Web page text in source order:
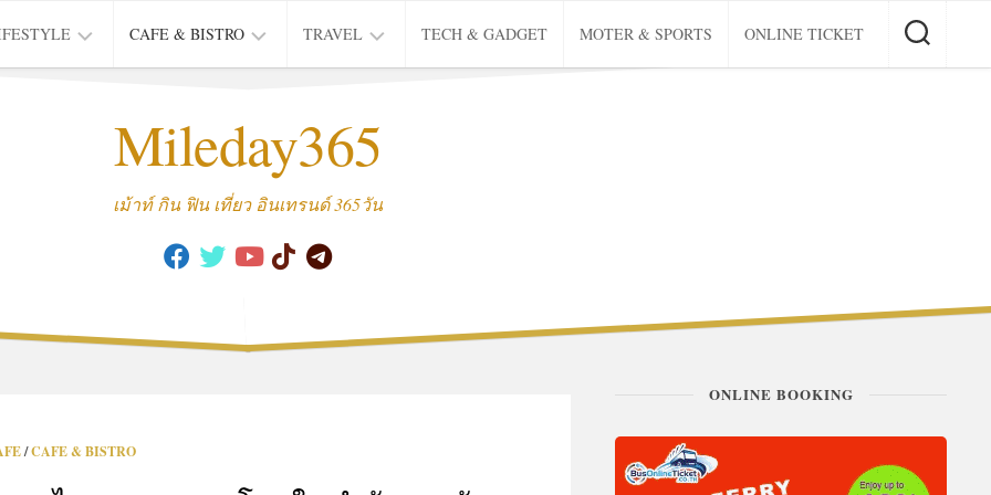
CAFE & BISTRO
CAFE
TRAVEL
THAI
TRIP
TECH & GADGET MOTER & SPORTS ONLINE TICKET
Mileday365
เม้าท์ กิน ฟิน เที่ยว อินเทรนด์ 365วัน
/CAFE & BISTRO
ONLINE BOOKING